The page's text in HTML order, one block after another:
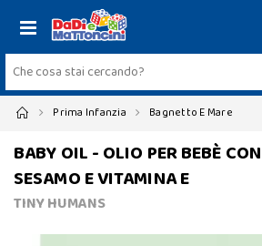
Prima Infanzia Bagnetto E Mare
BABY OIL - OLIO PER BEBÈ
SESAMO E VITAMINA E
TINY HUMANS